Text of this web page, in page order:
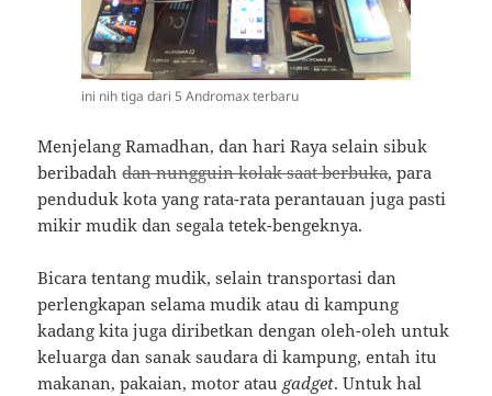
ini nih tiga dari 5 Andromax terbaru
Menjelang Ramadhan, dan hari Raya selain sibuk
beribadahdan nungguin kolak saat berbuka, para
penduduk kota yang rata-rata perantauan juga pasti
mikir mudik dan segala tetek-bengeknya.
Bicara tentang mudik, selain transportasi dan
perlengkapan selama mudik atau di kampung
kadang kita juga diribetkan dengan oleh-oleh untuk
keluarga dan sanak saudara di kampung, entah itu
makanan, pakaian, motor atau gadget. Untuk hal